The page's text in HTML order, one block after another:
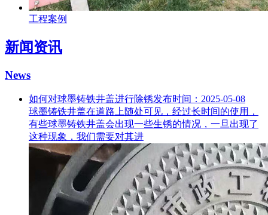
工程案例
新闻资讯
News
如何对球墨铸铁井盖进行除锈发布时间：2025-05-08
球墨铸铁井盖在道路上随处可见，经过长时间的使用，
有些球墨铸铁井盖会出现一些生锈的情况，一旦出现了
这种现象，我们需要对其进